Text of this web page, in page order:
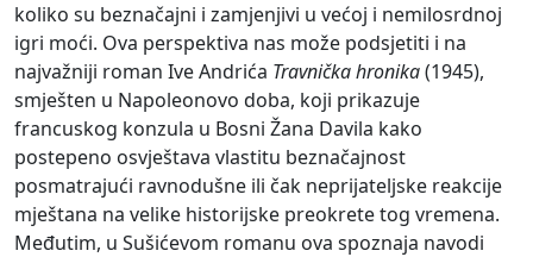
koliko su beznačajni i zamjenjivi u većoj i nemilosrdnoj
igri moći. Ova perspektiva nas može podsjetiti i na
najvažniji roman Ive Andrića Travnička hronika(1945),
smješten u Napoleonovo doba, koji prikazuje
francuskog konzula u Bosni Žana Davila kako
postepeno osvještava vlastitu beznačajnost
posmatrajući ravnodušne ili čak neprijateljske reakcije
mještana na velike historijske preokrete tog vremena.
Međutim, u Sušićevom romanu ova spoznaja navodi